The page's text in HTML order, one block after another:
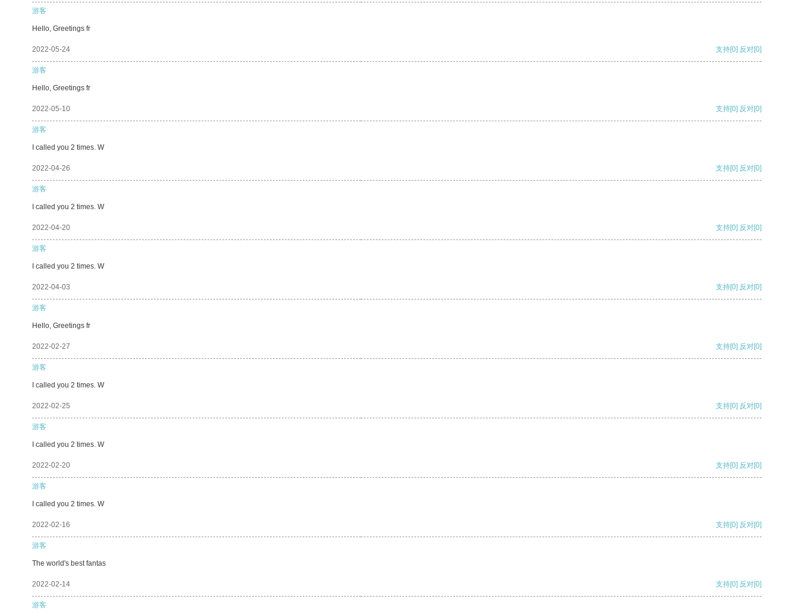
游客
Hello, Greetings fr
2022-05-24 支持[0] 反对[0]
游客
Hello, Greetings fr
2022-05-10 支持[0] 反对[0]
游客
I called you 2 times. W
2022-04-26 支持[0] 反对[0]
游客
I called you 2 times. W
2022-04-20 支持[0] 反对[0]
游客
I called you 2 times. W
2022-04-03 支持[0] 反对[0]
游客
Hello, Greetings fr
2022-02-27 支持[0] 反对[0]
游客
I called you 2 times. W
2022-02-25 支持[0] 反对[0]
游客
I called you 2 times. W
2022-02-20 支持[0] 反对[0]
游客
I called you 2 times. W
2022-02-16 支持[0] 反对[0]
游客
The world's best fantas
2022-02-14 支持[0] 反对[0]
游客